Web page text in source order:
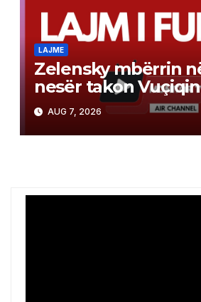
LAJME
Zelensky mbërrin
nesër takon Vuçiqin
AUG 7, 2026